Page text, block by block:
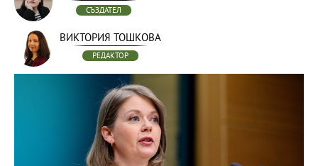
СЪЗДАТЕЛ
ВИКТОРИЯ ТОШКОВА
РЕДАКТОР